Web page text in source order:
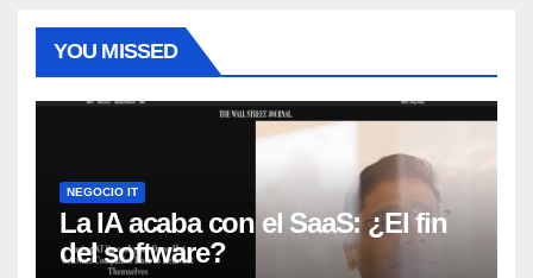
YOU MISSED
NEGOCIO IT
La IA acaba con el SaaS: ¿El fin
del software?